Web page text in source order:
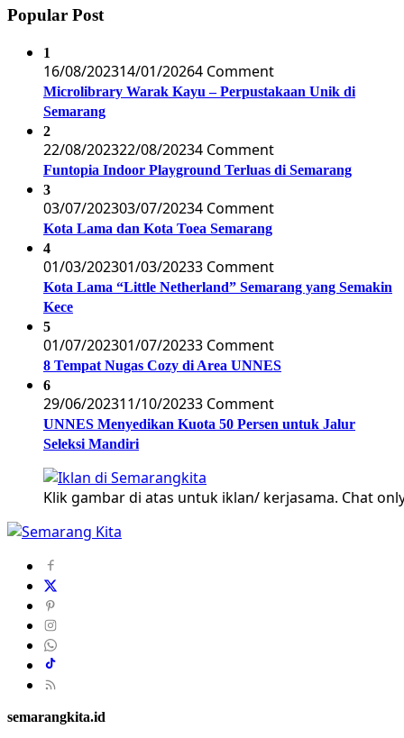
Popular Post
1
16/08/202314/01/20264 Comment
Microlibrary Warak Kayu – Perpustakaan Unik di
Semarang
2
22/08/202322/08/20234 Comment
Funtopia Indoor Playground Terluas di Semarang
3
03/07/202303/07/20234 Comment
Kota Lama dan Kota Toea Semarang
4
01/03/202301/03/20233 Comment
Kota Lama “Little Netherland” Semarang yang Semakin
Kece
5
01/07/202301/07/20233 Comment
8 Tempat Nugas Cozy di Area UNNES
6
29/06/202311/10/20233 Comment
UNNES Menyedikan Kuota 50 Persen untuk Jalur
Seleksi Mandiri
Klik gambar di atas untuk iklan/ kerjasama. Chat
semarangkita.id